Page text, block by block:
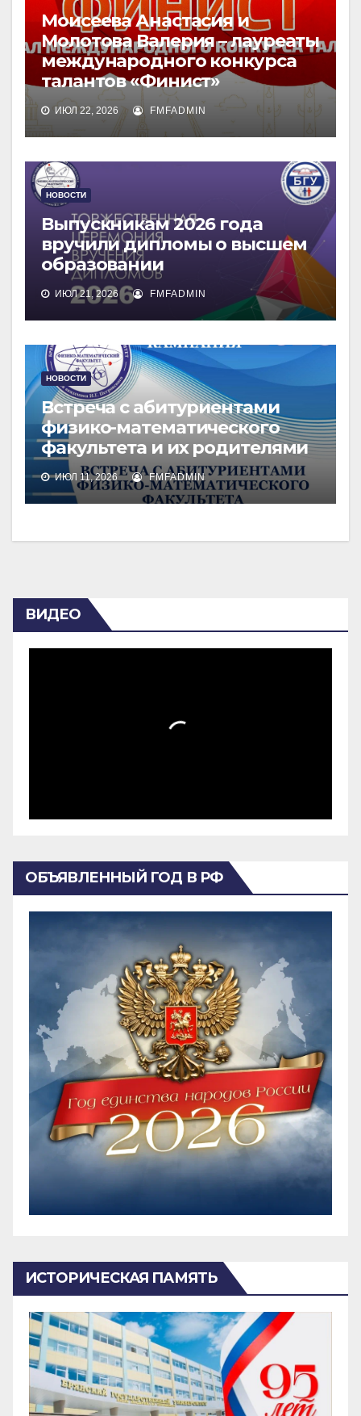
Моисеева Анастасия и
Молотова Валерия – лауреаты
международного конкурса
талантов «Финист»
ИЮЛ 22, 2026 FMFADMIN
НОВОСТИ
Выпускникам 2026 года
вручили дипломы о высшем
образовании
ИЮЛ 21, 2026 FMFADMIN
НОВОСТИ
Встреча с абитуриентами
физико-математического
факультета и их родителями
ИЮЛ 11, 2026 FMFADMIN
ВИДЕО
ОБЪЯВЛЕННЫЙ ГОД В РФ
ИСТОРИЧЕСКАЯ ПАМЯТЬ